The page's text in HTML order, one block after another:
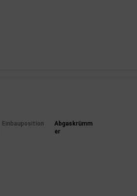
Einbauposition
Abgaskrümm
er